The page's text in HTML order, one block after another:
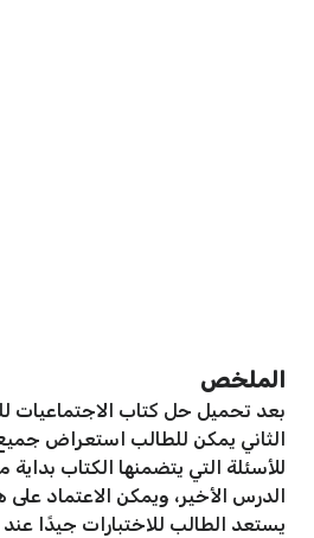
الملخص
بعد تحميل حل كتاب الاجتماعيات
الثاني يمكن للطالب استعراض
للأسئلة التي يتضمنها الكتاب
الدرس الأخير، ويمكن الاعتماد
يستعد الطالب للاختبارات جيدًا عند